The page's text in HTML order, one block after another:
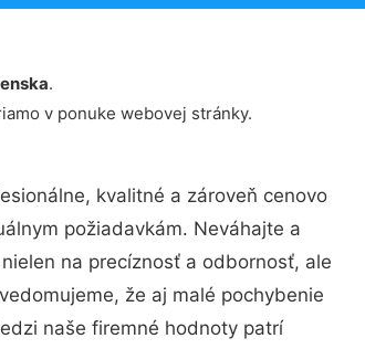
.
v ponuke webovej stránky.
kvalitné a zároveň cenovo
požiadavkám. Neváhajte a
na precíznosť a odbornosť, ale
že aj malé pochybenie
naše firemné hodnoty patrí